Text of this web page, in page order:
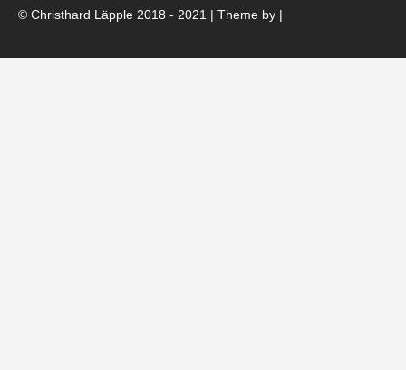
© Christhard Läpple 2018 - 2021 | Theme by |